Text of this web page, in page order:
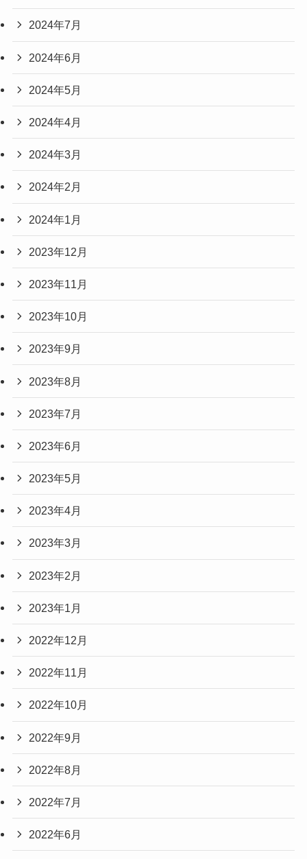
2024年7月
2024年6月
2024年5月
2024年4月
2024年3月
2024年2月
2024年1月
2023年12月
2023年11月
2023年10月
2023年9月
2023年8月
2023年7月
2023年6月
2023年5月
2023年4月
2023年3月
2023年2月
2023年1月
2022年12月
2022年11月
2022年10月
2022年9月
2022年8月
2022年7月
2022年6月